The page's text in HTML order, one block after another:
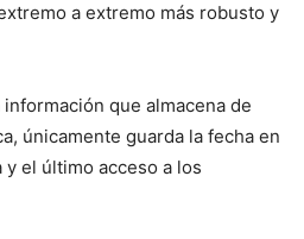
a extremo más robusto y
que almacena de
únicamente guarda la fecha en
el último acceso a los